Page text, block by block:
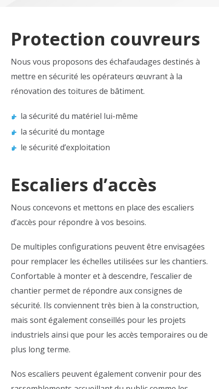
Protection couvreurs
Nous vous proposons des échafaudages destinés à
mettre en sécurité les opérateurs œuvrant à la
rénovation des toitures de bâtiment.
la sécurité du matériel lui-même
la sécurité du montage
le sécurité d’exploitation
Escaliers d’accès
Nous concevons et mettons en place des escaliers
d’accès pour répondre à vos besoins.
De multiples configurations peuvent être envisagées
pour remplacer les échelles utilisées sur les chantiers.
Confortable à monter et à descendre, l’escalier de
chantier permet de répondre aux consignes de
sécurité. Ils conviennent très bien à la construction,
mais sont également conseillés pour les projets
industriels ainsi que pour les accès temporaires ou de
plus long terme.
Nos escaliers peuvent également convenir pour des